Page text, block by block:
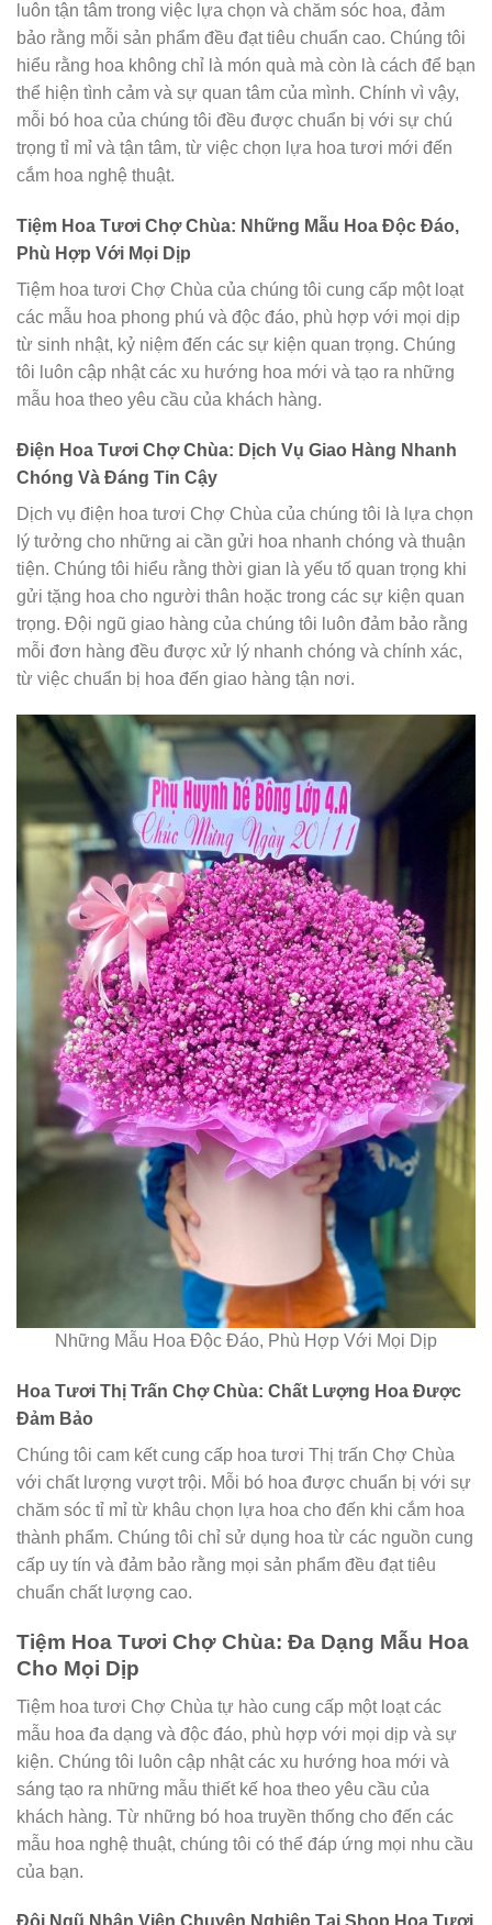
luôn tận tâm trong việc lựa chọn và chăm sóc hoa, đảm
bảo rằng mỗi sản phẩm đều đạt tiêu chuẩn cao. Chúng tôi
hiểu rằng hoa không chỉ là món quà mà còn là cách để bạn
thể hiện tình cảm và sự quan tâm của mình. Chính vì vậy,
mỗi bó hoa của chúng tôi đều được chuẩn bị với sự chú
trọng tỉ mỉ và tận tâm, từ việc chọn lựa hoa tươi mới đến
cắm hoa nghệ thuật.
Tiệm Hoa Tươi Chợ Chùa: Những Mẫu Hoa Độc Đáo,
Phù Hợp Với Mọi Dịp
Tiệm hoa tươi Chợ Chùa của chúng tôi cung cấp một loạt
các mẫu hoa phong phú và độc đáo, phù hợp với mọi dịp
từ sinh nhật, kỷ niệm đến các sự kiện quan trọng. Chúng
tôi luôn cập nhật các xu hướng hoa mới và tạo ra những
mẫu hoa theo yêu cầu của khách hàng.
Điện Hoa Tươi Chợ Chùa: Dịch Vụ Giao Hàng Nhanh
Chóng Và Đáng Tin Cậy
Dịch vụ điện hoa tươi Chợ Chùa của chúng tôi là lựa chọn
lý tưởng cho những ai cần gửi hoa nhanh chóng và thuận
tiện. Chúng tôi hiểu rằng thời gian là yếu tố quan trọng khi
gửi tặng hoa cho người thân hoặc trong các sự kiện quan
trọng. Đội ngũ giao hàng của chúng tôi luôn đảm bảo rằng
mỗi đơn hàng đều được xử lý nhanh chóng và chính xác,
từ việc chuẩn bị hoa đến giao hàng tận nơi.
Những Mẫu Hoa Độc Đáo, Phù Hợp Với Mọi Dịp
Hoa Tươi Thị Trấn Chợ Chùa: Chất Lượng Hoa Được
Đảm Bảo
Chúng tôi cam kết cung cấp hoa tươi Thị trấn Chợ Chùa
với chất lượng vượt trội. Mỗi bó hoa được chuẩn bị với sự
chăm sóc tỉ mỉ từ khâu chọn lựa hoa cho đến khi cắm hoa
thành phẩm. Chúng tôi chỉ sử dụng hoa từ các nguồn cung
cấp uy tín và đảm bảo rằng mọi sản phẩm đều đạt tiêu
chuẩn chất lượng cao.
Tiệm Hoa Tươi Chợ Chùa: Đa Dạng Mẫu Hoa
Cho Mọi Dịp
Tiệm hoa tươi Chợ Chùa tự hào cung cấp một loạt các
mẫu hoa đa dạng và độc đáo, phù hợp với mọi dịp và sự
kiện. Chúng tôi luôn cập nhật các xu hướng hoa mới và
sáng tạo ra những mẫu thiết kế hoa theo yêu cầu của
khách hàng. Từ những bó hoa truyền thống cho đến các
mẫu hoa nghệ thuật, chúng tôi có thể đáp ứng mọi nhu cầu
của bạn.